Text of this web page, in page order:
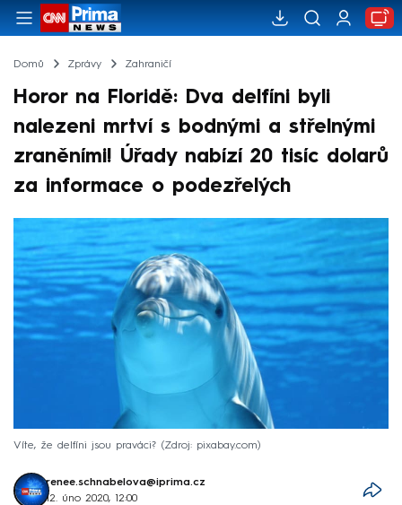
Domů Zprávy Zahraničí
Horor na Floridě: Dva delfíni byli
nalezeni mrtví s bodnými a střelnými
zraněními! Úřady nabízí 20 tisíc dolarů
za informace o podezřelých
Víte, že delfíni jsou praváci? Zdroj: pixabay.com
renee.schnabelova@iprima.cz
12. úno 2020, 12:00